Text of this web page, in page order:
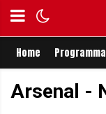
Home Programma
Arsenal -